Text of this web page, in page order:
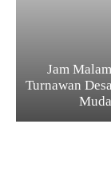
Jam
Turnawan